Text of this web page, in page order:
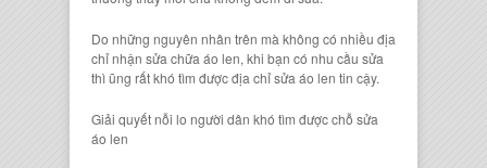
Do những nguyên nhân trên mà không có nhiều địa
chỉ nhận sửa chữa áo len, khi bạn có nhu cầu sửa
thì ũng rất khó tìm đượcđịa chỉ sửa áo len tin cậy.
Giải quyết nỗi lo người dân khó tìm được chỗ sửa
áo len